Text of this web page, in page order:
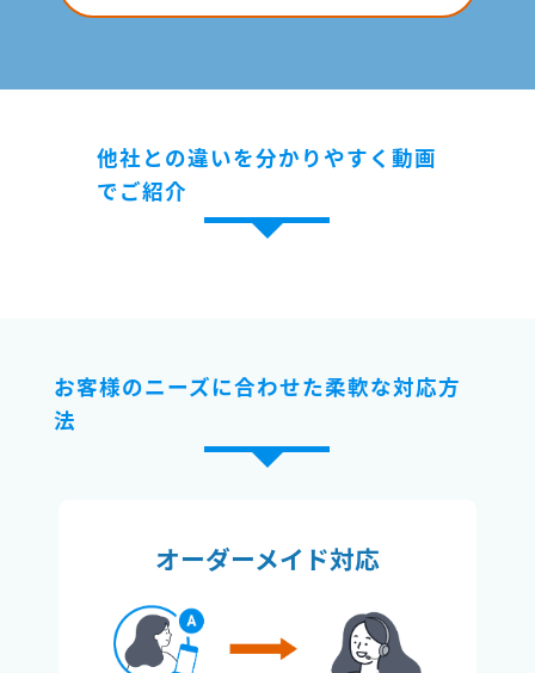
他社との違いを分かりやすく動画
でご紹介
お客様のニーズに合わせた柔軟な対応方
法
オーダーメイド対応